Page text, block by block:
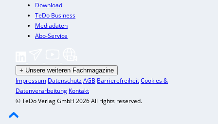
Download
TeDo Business
Mediadaten
Abo-Service
+ Unsere weiteren Fachmagazine
Impressum DatenschutzAGB BarrierefreiheitCookies &
Datenverarbeitung Kontakt
© TeDo Verlag GmbH 2026 All rights reserved.